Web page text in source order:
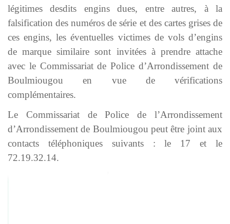
légitimes desdits engins dues, entre autres, à la
falsification des numéros de série et des cartes grises de
ces engins, les éventuelles victimes de vols d’engins
de marque similaire sont invitées à prendre attache
avec le Commissariat de Police d’Arrondissement de
Boulmiougou en vue de vérifications
complémentaires.
Le Commissariat de Police de l’Arrondissement
d’Arrondissement de Boulmiougou peut être joint aux
contacts téléphoniques suivants : le 17 et le
72.19.32.14.